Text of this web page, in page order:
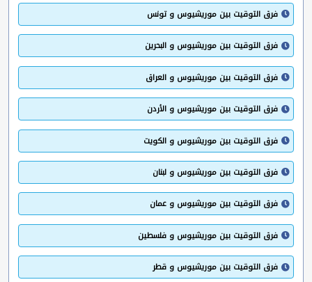
فرق التوقيت بين موريشيوس و تونس
فرق التوقيت بين موريشيوس و البحرين
فرق التوقيت بين موريشيوس و العراق
فرق التوقيت بين موريشيوس و الأردن
فرق التوقيت بين موريشيوس و الكويت
فرق التوقيت بين موريشيوس و لبنان
فرق التوقيت بين موريشيوس و عمان
فرق التوقيت بين موريشيوس و فلسطين
فرق التوقيت بين موريشيوس و قطر